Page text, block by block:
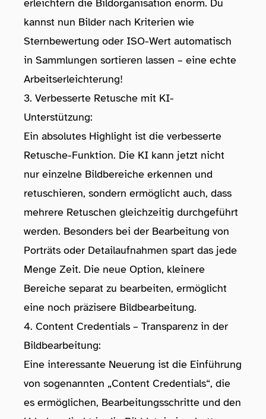
erleichtern die Bildorganisation enorm. Du
kannst nun Bilder nach Kriterien wie
Sternbewertung oder ISO-Wert automatisch
in Sammlungen sortieren lassen – eine echte
Arbeitserleichterung!
3. Verbesserte Retusche mit KI-
Unterstützung:
Ein absolutes Highlight ist die verbesserte
Retusche-Funktion. Die KI kann jetzt nicht
nur einzelne Bildbereiche erkennen und
retuschieren, sondern ermöglicht auch, dass
mehrere Retuschen gleichzeitig durchgeführt
werden. Besonders bei der Bearbeitung von
Porträts oder Detailaufnahmen spart das jede
Menge Zeit. Die neue Option, kleinere
Bereiche separat zu bearbeiten, ermöglicht
eine noch präzisere Bildbearbeitung.
4. Content Credentials – Transparenz in der
Bildbearbeitung:
Eine interessante Neuerung ist die Einführung
von sogenannten „Content Credentials“, die
es ermöglichen, Bearbeitungsschritte und den